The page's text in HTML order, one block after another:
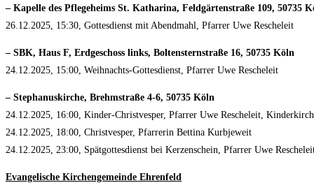
– Kapelle des Pflegeheims St. Katharina, Feldgärtenstraße 109, 50735
26.12.2025, 15:30, Gottesdienst mit Abendmahl, Pfarrer Uwe Rescheleit
– SBK, Haus F, Erdgeschoss links, Boltensternstraße 16, 50735 Köln
24.12.2025, 15:00, Weihnachts-Gottesdienst, Pfarrer Uwe Rescheleit
– Stephanuskirche, Brehmstraße 4-6, 50735 Köln
24.12.2025, 16:00, Kinder-Christvesper, Pfarrer Uwe Rescheleit,
24.12.2025, 18:00, Christvesper, Pfarrerin Bettina Kurbjeweit
24.12.2025, 23:00, Spätgottesdienst bei Kerzenschein, Pfarrer Uwe
Evangelische Kirchengemeinde Ehrenfeld